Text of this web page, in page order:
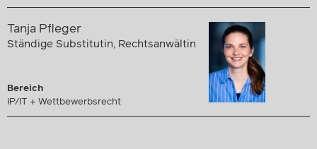
Tanja Pfleger
Ständige Substitutin, Rechtsanwältin
Bereich
IP/IT + Wettbewerbsrecht